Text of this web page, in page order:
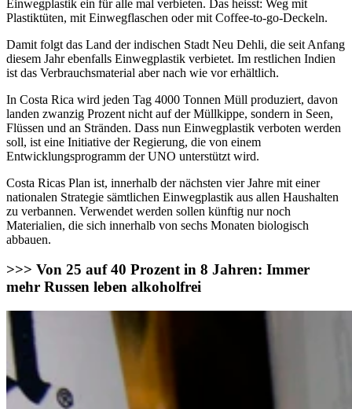
Einwegplastik ein für alle mal verbieten. Das heisst: Weg mit
Plastiktüten, mit Einwegflaschen oder mit Coffee-to-go-Deckeln.
Damit folgt das Land der indischen Stadt Neu Dehli, die seit Anfang
diesem Jahr ebenfalls Einwegplastik verbietet. Im restlichen Indien
ist das Verbrauchsmaterial aber nach wie vor erhältlich.
In Costa Rica wird jeden Tag 4000 Tonnen Müll produziert, davon
landen zwanzig Prozent nicht auf der Müllkippe, sondern in Seen,
Flüssen und an Stränden. Dass nun Einwegplastik verboten werden
soll, ist eine Initiative der Regierung, die von einem
Entwicklungsprogramm der UNO unterstützt wird.
Costa Ricas Plan ist, innerhalb der nächsten vier Jahre mit einer
nationalen Strategie sämtlichen Einwegplastik aus allen Haushalten
zu verbannen. Verwendet werden sollen künftig nur noch
Materialien, die sich innerhalb von sechs Monaten biologisch
abbauen.
>>> Von 25 auf 40 Prozent in 8 Jahren: Immer
mehr Russen leben alkoholfrei